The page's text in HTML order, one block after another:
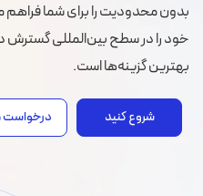
بدون محدودیت را برای شما
بهترین گزینه‌ها است.
شروع کنید درخواست